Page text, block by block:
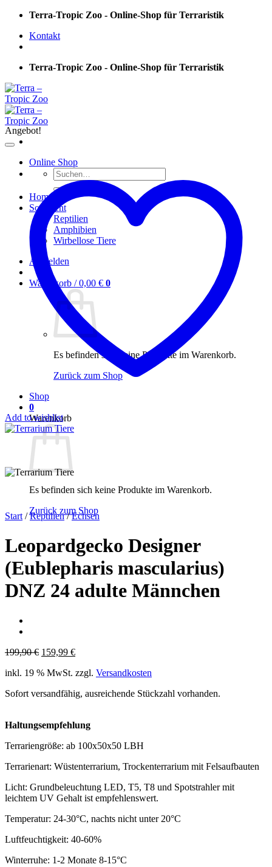
Skip
content
Terra-Tropic Zoo - Online-Shop für Terraristik
Kontakt
Terra-Tropic Zoo - Online-Shop für Terraristik
Online Shop
Suchen
nach:
Home
Sortiment
Reptilien
Amphibien
Wirbellose Tiere
Anmelden
Warenkorb /0,00 € 0
Es befinden sich keine Produkte im Warenkorb.
Zurück zum Shop
Shop
0
Warenkorb
Es befinden sich keine Produkte im Warenkorb.
Zurück zum Shop
Angebot!
Add to wishlist
Start / Reptilien / Echsen
Leopardgecko Designer
(Eublepharis mascularius)
DNZ 24 adulte Männchen
199,90€ Ursprünglicher
war:
159,99 €Aktueller
ist:
inkl. 19 % MwSt. zzgl. Versandkosten
Sofort versandfähig, ausreichende Stückzahl vorhanden.
Haltungsempfehlung
Terrariengröße: ab 100x50x50 LBH
Terrarienart: Wüstenterrarium, Trockenterrarium mit Felsaufbauten
Licht: Grundbeleuchtung LED, T5, T8 und Spotstrahler mit
leichtem UV Gehalt ist empfehlenswert.
Temperatur: 24-30°C, nachts nicht unter 20°C
Luftfeuchtigkeit: 40-60%
Winterruhe: 1-2 Monate 8-15°C